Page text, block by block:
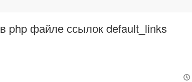
php файле ссылок default_links